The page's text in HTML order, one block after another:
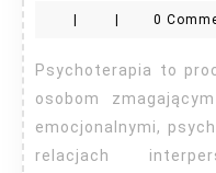
| | 0
Psychoterapia to proces, który ma na celu pomoc
osobom
emocjonalnymi,
relacjach